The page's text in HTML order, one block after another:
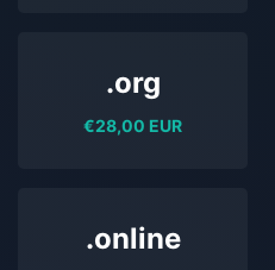
.org
€28,00 EUR
.online